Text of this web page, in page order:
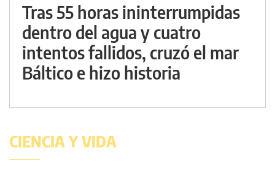
Tras 55 horas ininterrumpidas
dentro del agua y cuatro
intentos fallidos, cruzó el mar
Báltico e hizo historia
CIENCIA Y VIDA